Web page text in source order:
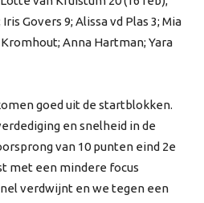
Govers 9; Alissa vd Plas 3; Mia
Anna Hartman; Yara
goed uit de startblokken.
en snelheid in de
van 10 punten eind 2e
met een mindere focus
verdwijnt en we tegen een